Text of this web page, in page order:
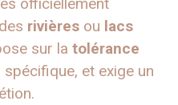
rivières ou lacs
sur la tolérance
et exige un